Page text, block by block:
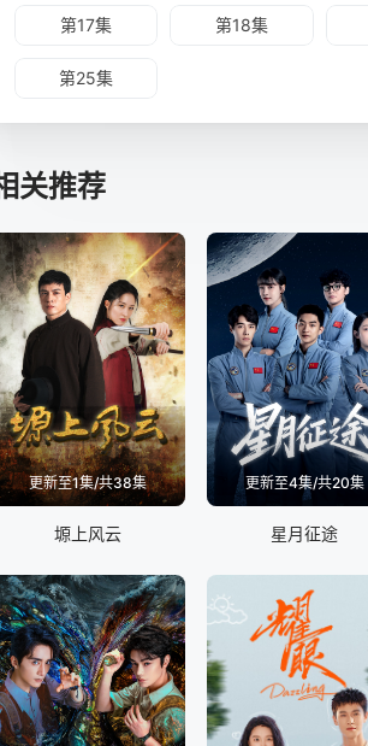
第17集 第18集
第25集
关推荐
更新至1集/共38集
塬上风云
更新至4集/共20集
星月征途